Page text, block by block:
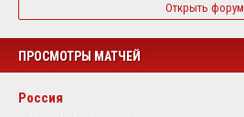
Открыть форум
ПРОСМОТРЫ МАТЧЕЙ
Россия